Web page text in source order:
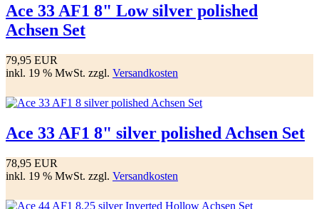
Ace 33 AF1 8" Low silver polished
Achsen Set
79,95 EUR
inkl. 19 % MwSt. zzgl. Versandkosten
Ace 33 AF1 8" silver polished Achsen Set
78,95 EUR
inkl. 19 % MwSt. zzgl. Versandkosten